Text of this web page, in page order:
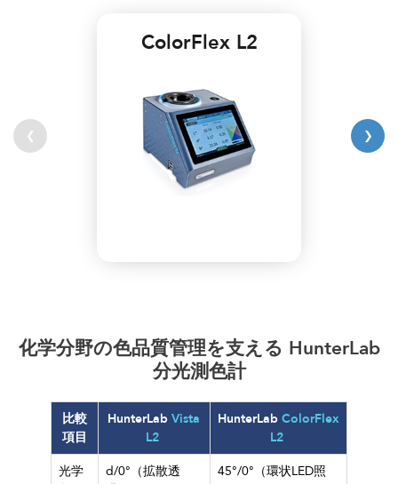
❮
ColorFlex L2
❯
化学分野の色品質管理を支える HunterLab
分光測色計
比較
項目
HunterLabVista
L2
HunterLab ColorFlex
L2
光学
d/0°（拡散透
45°/0°（環状LED照